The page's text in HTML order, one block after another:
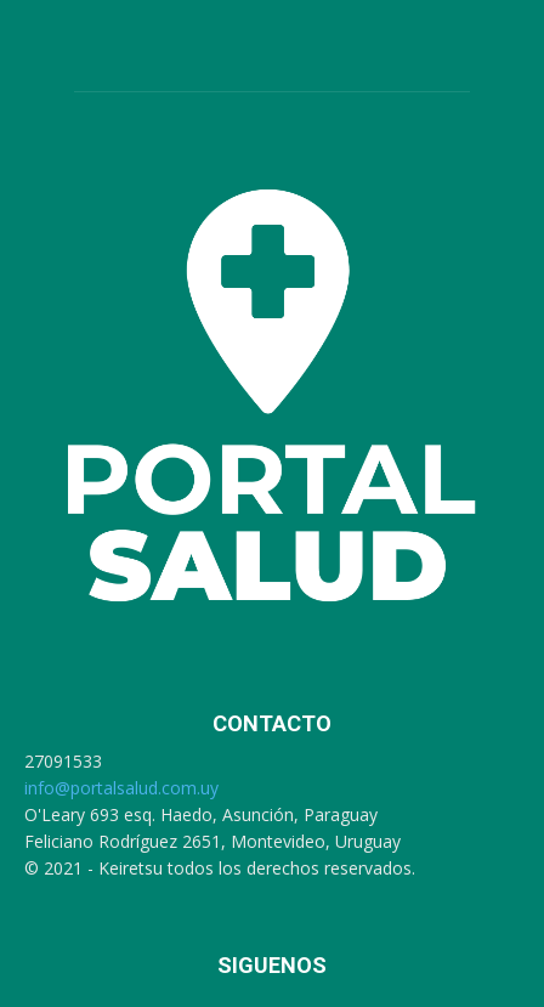
CONTACTO
27091533
info@portalsalud.com.uy
O'Leary 693 esq. Haedo, Asunción, Paraguay
Feliciano Rodríguez 2651, Montevideo, Uruguay
© 2021 - Keiretsu todos los derechos reservados.
SIGUENOS